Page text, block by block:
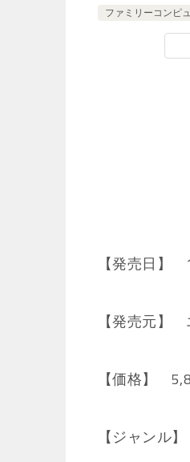
ファミリーコンピ
【発売日】
【発売元】
【価格】
【ジャンル